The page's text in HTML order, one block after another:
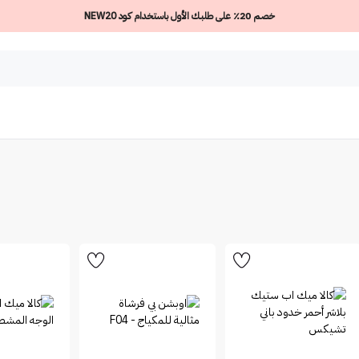
خصم 20٪ على طلبك الأول باستخدام كود NEW20